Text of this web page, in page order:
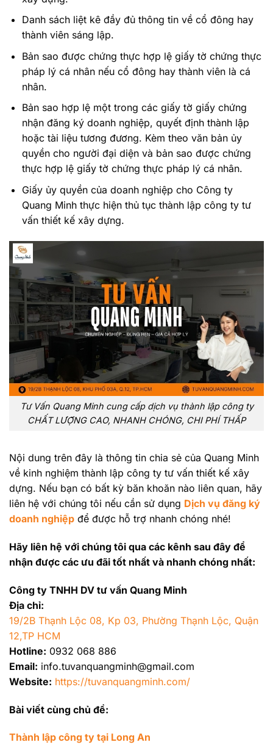
Danh sách liệt kê đầy đủ thông tin về cổ đông hay
thành viên sáng lập.
Bản sao được chứng thực hợp lệ giấy tờ chứng thực
pháp lý cá nhân nếu cổ đông hay thành viên là cá
nhân.
Bản sao hợp lệ một trong các giấy tờ giấy chứng
nhận đăng ký doanh nghiệp, quyết định thành lập
hoặc tài liệu tương đương. Kèm theo văn bản ủy
quyền cho người đại diện và bản sao được chứng
thực hợp lệ giấy tờ chứng thực pháp lý cá nhân.
Giấy ủy quyền của doanh nghiệp cho Công ty
Quang Minh thực hiện thủ tục thành lập công ty tư
vấn thiết kế xây dựng.
Tư Vấn Quang Minh cung cấp dịch vụ thành lập công ty
CHẤT LƯỢNG CAO, NHANH CHÓNG, CHI PHÍ THẤP
Nội dung trên đây là thông tin chia sẻ của Quang Minh
về kinh nghiệm thành lập công ty tư vấn thiết kế xây
dựng. Nếu bạn có bất kỳ băn khoăn nào liên quan, hãy
liên hệ với chúng tôi nếu cần sử dụng Dịch vụ đăng ký
doanh nghiệp để được hỗ trợ nhanh chóng nhé!
Hãy liên hệ với chúng tôi qua các kênh sau đây để
nhận được các ưu đãi tốt nhất và nhanh chóng nhất:
Công ty TNHH DV tư vấn Quang Minh
Địa chỉ:
19/2B Thạnh Lộc 08, Kp 03, Phường Thạnh Lộc, Quận
12,TP HCM
Hotline: 0932 068 886
Email: info.tuvanquangminh@gmail.com
Website: https://tuvanquangminh.com/
Bài viết cùng chủ đề:
Thành lập công ty tại Long An